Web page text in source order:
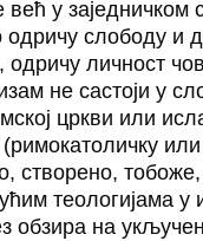
у заједничком
одричу слободу и
личност
не састоји у
цркви или
створено,
теологијама у
обзира на